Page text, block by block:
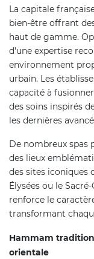
La capitale
bien-être offrant
haut de gamme.
d'une expertise
environnement
urbain. Les
capacité à
des soins inspirés
les dernières
De nombreux spas
des lieux
des sites iconiques
Élysées ou le
renforce le
transformant
Hammam
orientale